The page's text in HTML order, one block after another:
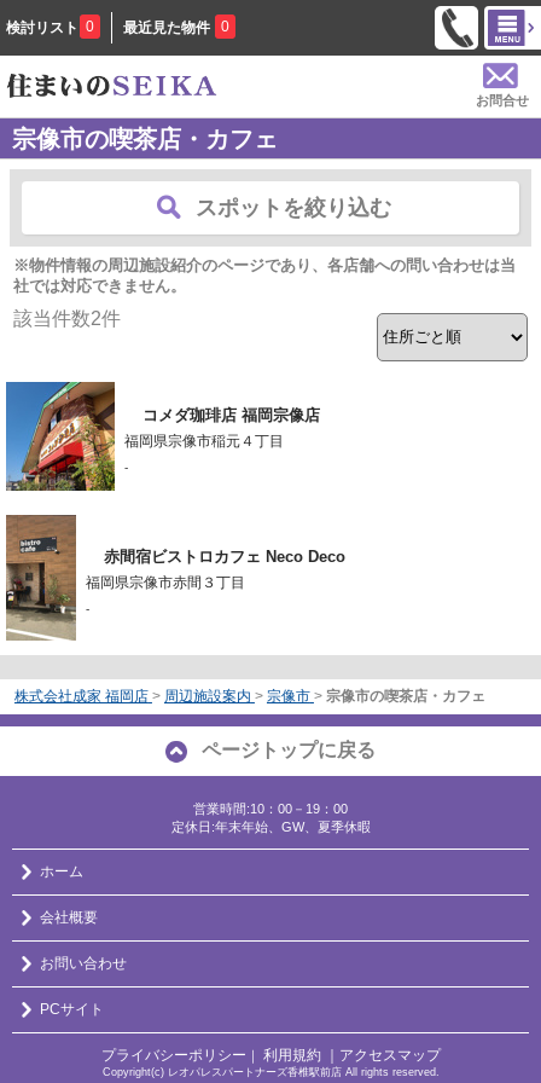
検討リスト 0 最近見た物件 0
お問合せ
宗像市の喫茶店・カフェ
スポットを絞り込む
※物件情報の周辺施設紹介のページであり、各店舗への問い合わせは当
社では対応できません。
該当件数2件
コメダ珈琲店 福岡宗像店
福岡県宗像市稲元４丁目
-
赤間宿ビストロカフェ Neco Deco
福岡県宗像市赤間３丁目
-
株式会社成家 福岡店 > 周辺施設案内 > 宗像市 > 宗像市の喫茶店・カフェ
ページトップに戻る
営業時間:10：00－19：00
定休日:年末年始、GW、夏季休暇
ホーム
会社概要
お問い合わせ
PCサイト
プライバシーポリシー ｜ 利用規約 ｜アクセスマップ
Copyright(c) レオパレスパートナーズ香椎駅前店 All rights reserved.